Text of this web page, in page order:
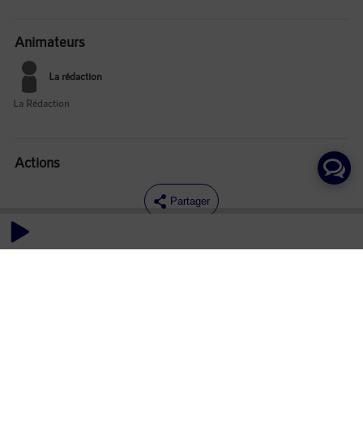
Animateurs
La rédaction
La Rédaction
Actions
Partager
Commentaires